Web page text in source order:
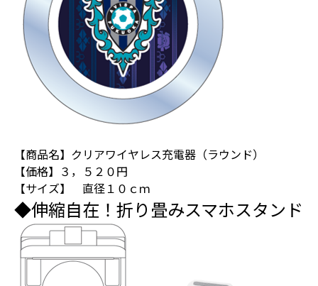
【商品名】クリアワイヤレス充電器（ラウンド）
【価格】３，５２０円
【サイズ】 直径１０ｃｍ
◆伸縮自在！折り畳みスマホスタンド